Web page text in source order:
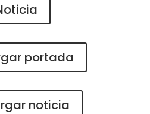
portada
noticia